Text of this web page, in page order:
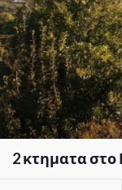
2 κτηματα στο